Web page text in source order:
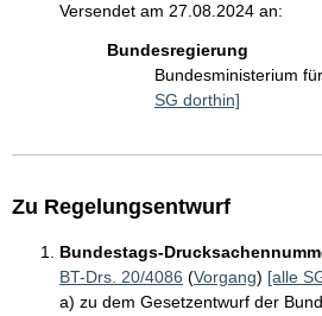
Versendet am 27.08.2024 an:
Bundesregierung
Bundesministerium
SG dorthin]
Zu Regelungsentwurf
Bundestags-
BT-Drs. 20/4086 (Vorgang) [alle
a) zu dem Gesetzentwurf der